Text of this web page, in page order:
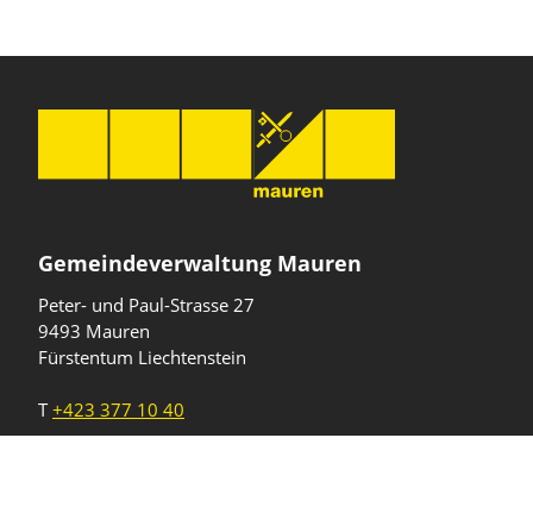
Gemeindeverwaltung Mauren
Peter- und Paul-Strasse 27
9493 Mauren
Fürstentum Liechtenstein
T+423 377 10 40